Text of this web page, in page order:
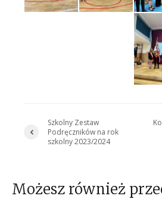
Szkolny Zestaw
Podręczników na rok
szkolny 2023/2024
Możesz również